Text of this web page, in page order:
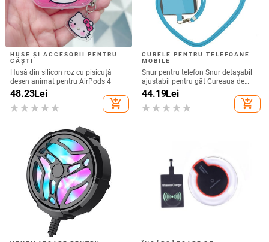
HUSE ȘI ACCESORII PENTRU
CĂȘTI
Husă din silicon roz cu pisicuță
desen animat pentru AirPods 4
48.23Lei
add_shopping_cart
CURELE PENTRU TELEFOANE
MOBILE
Snur pentru telefon Snur detașabil
ajustabil pentru gât Cureaua de
șnur pentru accesorii pentru telefon
mobil Snur pentru telefon mobil
Curele universale pentru gât
44.19Lei
add_shopping_cart